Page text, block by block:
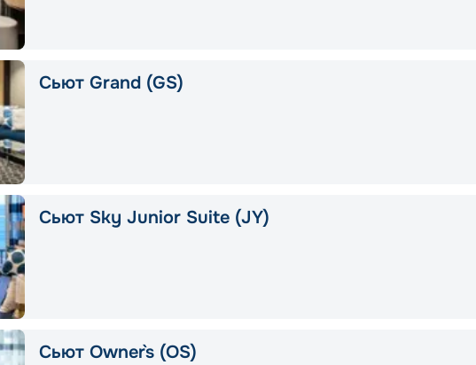
Сьют Grand (GS)
Сьют Sky Junior Suite (JY)
Сьют Owner`s (OS)